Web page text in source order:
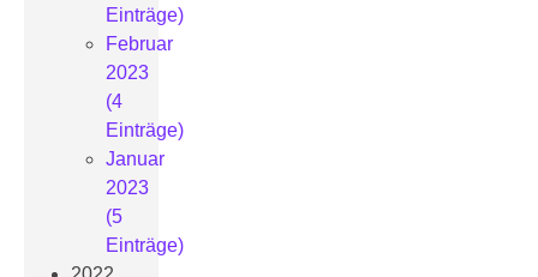
Einträge)
Februar
2023
(4
Einträge)
Januar
2023
(5
Einträge)